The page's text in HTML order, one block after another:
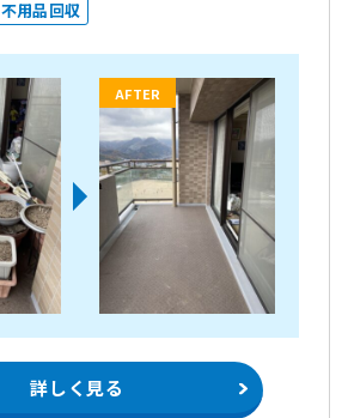
不用品回収
AFTER
詳しく見る